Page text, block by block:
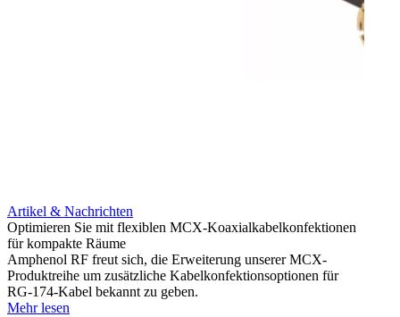
Artikel & Nachrichten
Optimieren Sie mit flexiblen MCX-Koaxialkabelkonfektionen
für kompakte Räume
Amphenol RF freut sich, die Erweiterung unserer MCX-
Produktreihe um zusätzliche Kabelkonfektionsoptionen für
RG-174-Kabel bekannt zu geben.
Mehr lesen